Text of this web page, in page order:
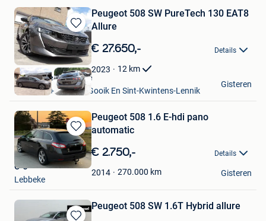
Bewaren
in
Mijn
Favorieten
Peugeot 508 SW PureTech 130 EAT8
Allure
€ 27.650,- Details
2023 12 km
Garage Jean-Claude
Roosdaal+Deel Van Gooik En Sint-Kwintens-Lennik
Gisteren
Bewaren
in
Mijn
Favorieten
Peugeot 508 1.6 E-hdi pano
automatic
€ 2.750,- Details
2014 270.000 km
O-J
Lebbeke
Gisteren
Peugeot 508 SW 1.6T Hybrid allure